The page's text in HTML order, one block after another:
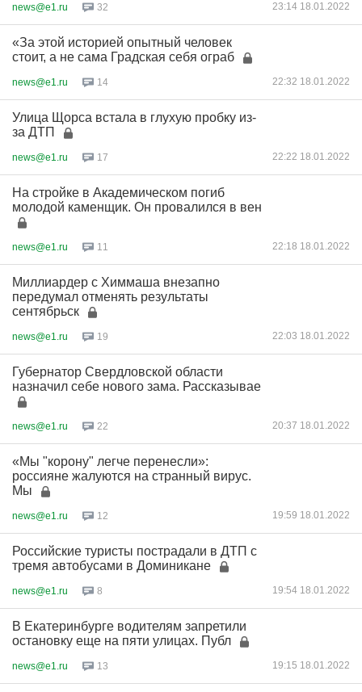
news@e1.ru 32 23:14 18.01.2022
«За этой историей опытный человек
стоит, а не сама Градская себя ограб
news@e1.ru 14 22:32 18.01.2022
Улица Щорса встала в глухую пробку из-
за ДТП
news@e1.ru 17 22:22 18.01.2022
На стройке в Академическом погиб
молодой каменщик. Он провалился в вен
news@e1.ru 11 22:18 18.01.2022
Миллиардер с Химмаша внезапно
передумал отменять результаты
сентябрьск
news@e1.ru 19 22:03 18.01.2022
Губернатор Свердловской области
назначил себе нового зама. Рассказывае
news@e1.ru 22 20:37 18.01.2022
«Мы "корону" легче перенесли»:
россияне жалуются на странный вирус.
Мы
news@e1.ru 12 19:59 18.01.2022
Российские туристы пострадали в ДТП с
тремя автобусами в Доминикане
news@e1.ru 8 19:54 18.01.2022
В Екатеринбурге водителям запретили
остановку еще на пяти улицах. Публ
news@e1.ru 13 19:15 18.01.2022